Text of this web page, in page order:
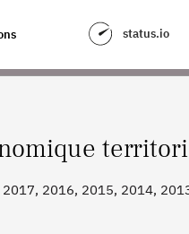
status.io
2017, 2016, 2015, 2014,